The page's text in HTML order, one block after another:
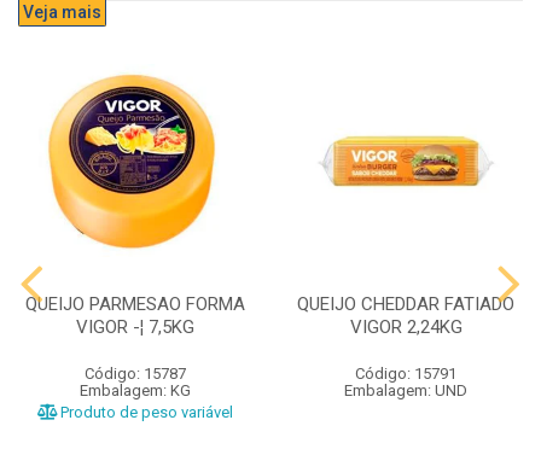
Veja mais
QUEIJO PARMESAO FORMA
VIGOR -¦ 7,5KG
Código: 15787
Embalagem: KG
Produto de peso variável
QUEIJO CHEDDAR FATIADO
VIGOR 2,24KG
Código: 15791
Embalagem: UND